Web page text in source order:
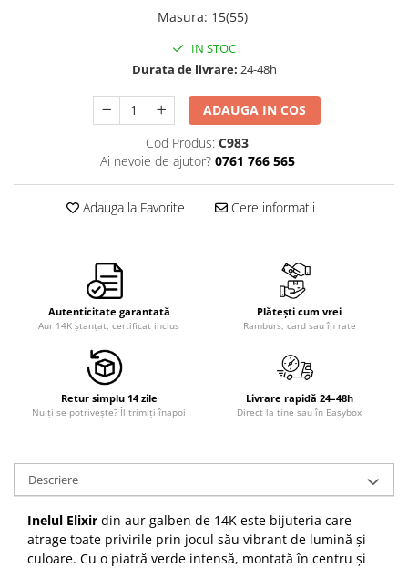
Masura: 15(55)
IN STOC
Durata de livrare: 24-48h
ADAUGA IN COS
Cod Produs: C983
Ai nevoie de ajutor? 0761 766 565
Adauga la Favorite Cere informatii
Autenticitate garantată
Aur 14K ștanțat, certificat inclus
Plătești cum vrei
Ramburs, card sau în rate
Retur simplu 14 zile
Nu ți se potrivește? Îl trimiți înapoi
Livrare rapidă 24–48h
Direct la tine sau în Easybox
Descriere
Inelul Elixir din aur galben de 14K este bijuteria care
atrage toate privirile prin jocul său vibrant de lumină și
culoare. Cu o piatră verde intensă, montată în centru și